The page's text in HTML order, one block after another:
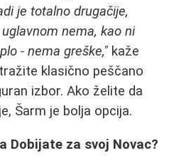
je totalno drugačije,
nema, kao ni
- nema greške," kaže
klasično peščano
izbor. Ako želite da
Šarm je bolja opcija.
Dobijate za svoj Novac?